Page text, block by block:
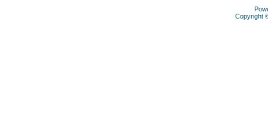
Copyright